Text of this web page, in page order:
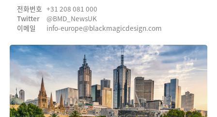
전화번호
Twitter
이메일
+31 208 081 000
@BMD_NewsUK
info-europe@blackmagicdesign.com